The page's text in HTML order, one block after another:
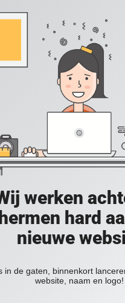
werken
hard
nieuwe
in de gaten, binnenkort
website, naam en logo!